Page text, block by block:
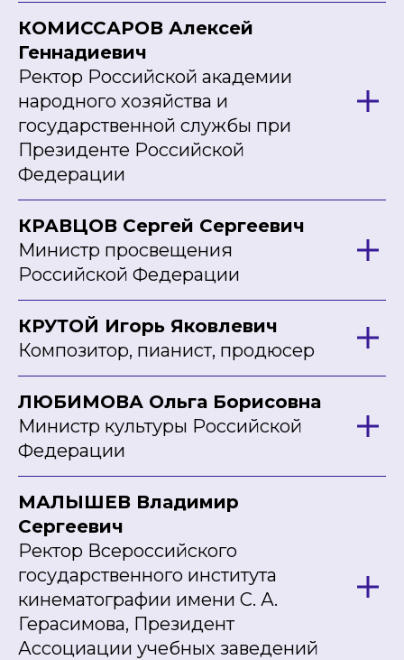
КОМИССАРОВ Алексей
Геннадиевич
Ректор Российской академии
народного хозяйства и
государственной службы при
Президенте Российской
Федерации
КРАВЦОВ Сергей Сергеевич
Министр просвещения
Российской Федерации
КРУТОЙ Игорь Яковлевич
Композитор, пианист, продюсер
ЛЮБИМОВА Ольга Борисовна
Министр культуры Российской
Федерации
МАЛЫШЕВ Владимир
Сергеевич
Ректор Всероссийского
государственного института
кинематографии имени С. А.
Герасимова, Президент
Ассоциации учебных заведений